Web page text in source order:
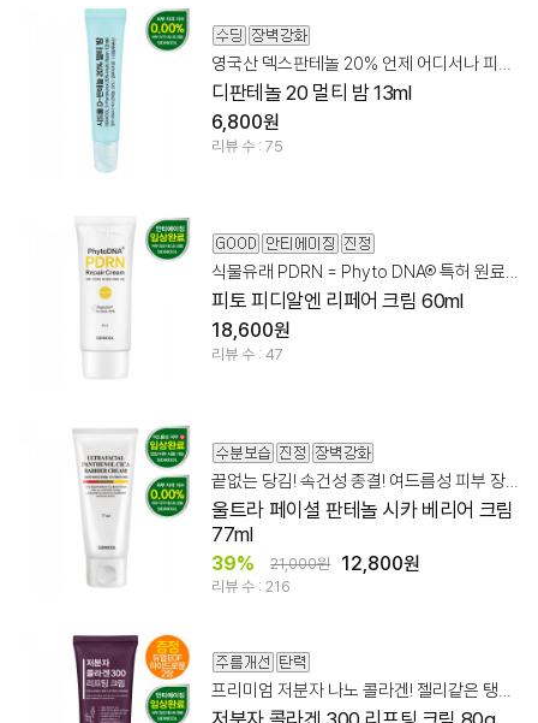
영국산 덱스판테놀 20% 언제 어디서나 피부 장벽 관리!
디판테놀 20 멀티 밤 13ml
6,800원
리뷰 수 : 75
식물유래 PDRN = Phyto DNA® 특허 원료 50%
피토 피디알엔 리페어 크림 60ml
18,600원
리뷰 수 : 47
끝없는 당김! 속건성 종결! 여드름성 피부 장벽 케어
울트라 페이셜 판테놀 시카 베리어 크림
77ml
39% 21,000원 12,800원
리뷰 수 : 216
프리미엄 저분자 나노 콜라겐! 젤리같은 탱탱볼 피부 탄력 케어